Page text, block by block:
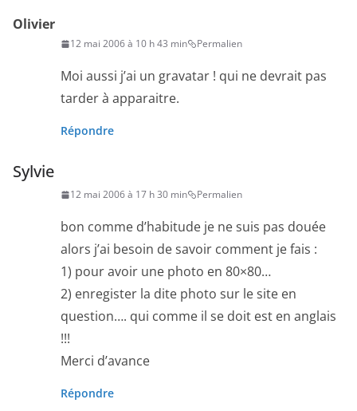
Olivier
12 mai 2006 à 10 h 43 min Permalien
Moi aussi j’ai un gravatar ! qui ne devrait pas
tarder à apparaitre.
Répondre
Sylvie
12 mai 2006 à 17 h 30 min Permalien
bon comme d’habitude je ne suis pas douée
alors j’ai besoin de savoir comment je fais :
1) pour avoir une photo en 80×80…
2) enregister la dite photo sur le site en
question…. qui comme il se doit est en anglais
!!!
Merci d’avance
Répondre